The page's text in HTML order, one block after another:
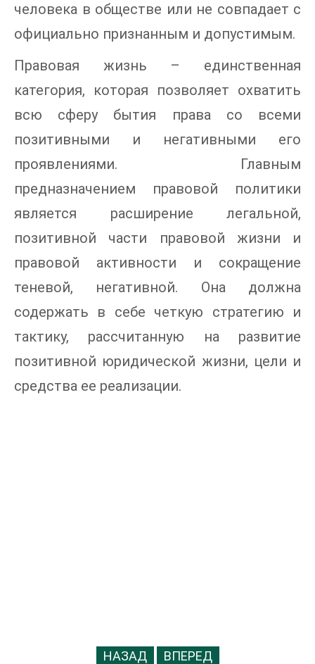
человека в обществе или не совпадает с
официально признанным и допустимым.
Правовая жизнь – единственная
категория, которая позволяет охватить
всю сферу бытия права со всеми
позитивными и негативными его
проявлениями. Главным
предназначением правовой политики
является расширение легальной,
позитивной части правовой жизни и
правовой активности и сокращение
теневой, негативной. Она должна
содержать в себе четкую стратегию и
тактику, рассчитанную на развитие
позитивной юридической жизни, цели и
средства ее реализации.
НАЗАД ВПЕРЕД